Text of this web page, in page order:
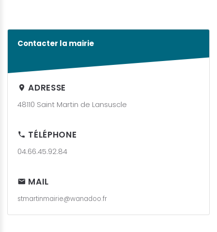
Contacter la mairie
ADRESSE
48110 Saint Martin de Lansuscle
TÉLÉPHONE
04.66.45.92.84
MAIL
stmartinmairie@wanadoo.fr